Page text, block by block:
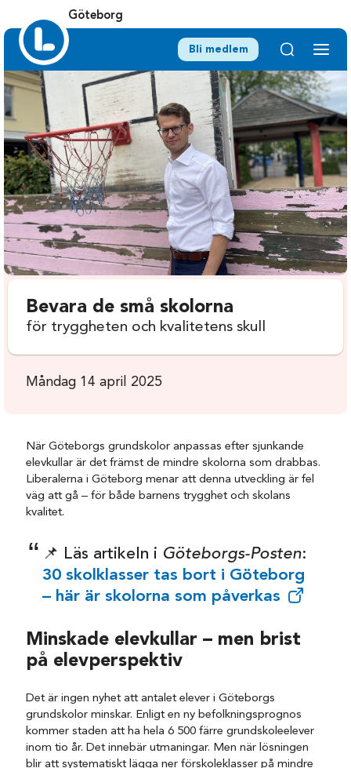
Göteborg
Bli medlem
Bevara de små skolorna
för tryggheten och kvalitetens skull
Måndag 14 april 2025
När Göteborgs grundskolor anpassas efter sjunkande
elevkullar är det främst de mindre skolorna som drabbas.
Liberalerna i Göteborg menar att denna utveckling är fel
väg att gå – för både barnens trygghet och skolans
kvalitet.
📌 Läs artikeln i Göteborgs-Posten:
30 skolklasser tas bort i Göteborg
– här är skolorna som påverkas
Minskade elevkullar – men brist
på elevperspektiv
Det är ingen nyhet att antalet elever i Göteborgs
grundskolor minskar. Enligt en ny befolkningsprognos
kommer staden att ha hela 6 500 färre grundskoleelever
inom tio år. Det innebär utmaningar. Men när lösningen
blir att systematiskt lägga ner förskoleklasser på mindre